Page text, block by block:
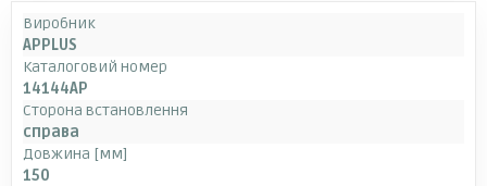
Виробник
APPLUS
Каталоговий номер
14144AP
Сторона встановлення
справа
Довжина [мм]
150